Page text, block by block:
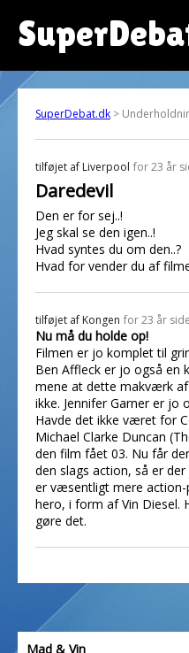
SuperDebat.dk >
tilføjet af Liverpool for 23 år
Daredevil
Den er for sej..!
Jeg skal se den igen..!
Hvad syntes du om den..?
Hvad for vender du af
tilføjet af Kongen for 23 år
Nu må du holde op!
Filmen er jo komplet til
Ben Affleck er jo også en
mene at dette makværk
ikke. Jennifer Garner er jo
Havde det ikke været for
Michael Clarke Duncan
den film fået 03. Nu får
den slags action, så er
er væsentligt mere action-
hero, i form af Vin Diesel.
gøre det.
Mad & Vin